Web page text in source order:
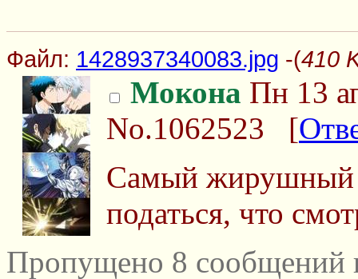
Файл: 1428937340083.jpg -(410
Мокона Пн 13
No.1062523 [
Самый жирушный
податься, что
Пропущено 8 сообщений